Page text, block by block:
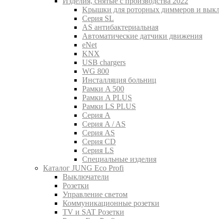
Kрышки для роторных диммеров и
Серия SL
AS антибактериальная
Aвтоматические датчики движения
eNet
KNX
USB chargers
WG 800
Инсталляция больниц
Рамки A 500
Рамки A PLUS
Рамки LS PLUS
Серия A
Серия A / AS
Серия AS
Серия CD
Серия LS
Специальные изделия
Каталог JUNG Eco Profi
Выключатели
Розетки
Управление светом
Коммуникационные розетки
TV и SAT Розетки